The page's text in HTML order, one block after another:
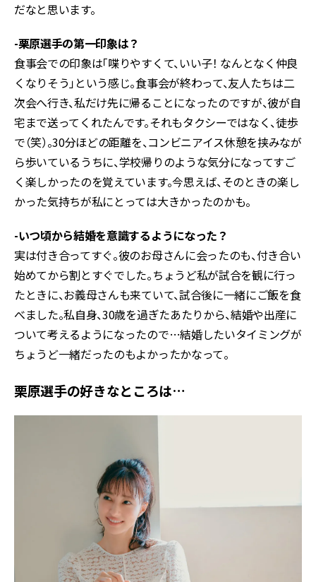
だなと思います。
-栗原選手の第一印象は？
食事会での印象は「喋りやすくて、いい子！ なんとなく仲良
くなりそう」という感じ。食事会が終わって、友人たちは二
次会へ行き、私だけ先に帰ることになったのですが、彼が自
宅まで送ってくれたんです。それもタクシーではなく、徒歩
で（笑）。30分ほどの距離を、コンビニアイス休憩を挟みなが
ら歩いているうちに、学校帰りのような気分になってすご
く楽しかったのを覚えています。今思えば、そのときの楽し
かった気持ちが私にとっては大きかったのかも。
-いつ頃から結婚を意識するようになった？
実は付き合ってすぐ。彼のお母さんに会ったのも、付き合い
始めてから割とすぐでした。ちょうど私が試合を観に行っ
たときに、お義母さんも来ていて、試合後に一緒にご飯を食
べました。私自身、30歳を過ぎたあたりから、結婚や出産に
ついて考えるようになったので…結婚したいタイミングが
ちょうど一緒だったのもよかったかなって。
栗原選手の好きなところは…